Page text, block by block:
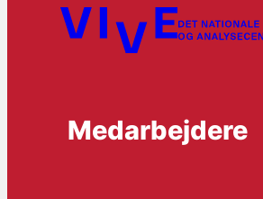
Medarbejdere